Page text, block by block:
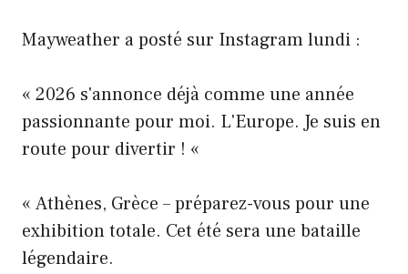
Mayweather a posté sur Instagram lundi :
« 2026 s'annonce déjà comme une année
passionnante pour moi. L'Europe. Je suis en
route pour divertir ! «
« Athènes, Grèce – préparez-vous pour une
exhibition totale. Cet été sera une bataille
légendaire.